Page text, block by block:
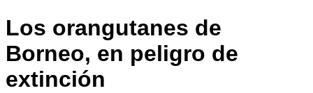
Los orangutanes de
Borneo, en peligro de
extinción